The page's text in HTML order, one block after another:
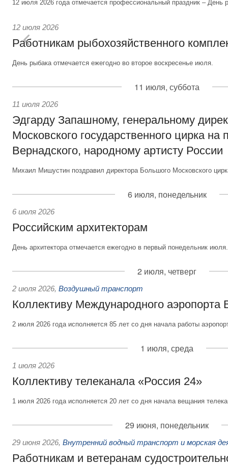
12 июля 2026 года отмечается профессиональный праздник – День
12 июля 2026
Работникам рыбохозяйственного
День рыбака отмечается ежегодно во второе воскресенье июля.
11 июля, суббота
11 июля 2026
Эдгарду Запашному, генеральному
Московского государственного цирка на
Вернадского, народному артисту России
Михаил Мишустин поздравил директора Большого Московского
6 июля, понедельник
6 июля 2026
Российским архитекторам
День архитектора отмечается ежегодно в первый понедельник июля.
2 июля, четверг
2 июля 2026, Воздушный транспорт
Коллективу Международного аэропорта
2 июля 2026 года исполняется 85 лет со дня начала работы
1 июля, среда
1 июля 2026
Коллективу телеканала «Россия 24»
1 июля 2026 года исполняется 20 лет со дня начала вещания
29 июня, понедельник
29 июня 2026, Внутренний водный транспорт и морская
Работникам и ветеранам